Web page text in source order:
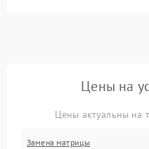
Цены на
Цены актуальны на
Замена матрицы